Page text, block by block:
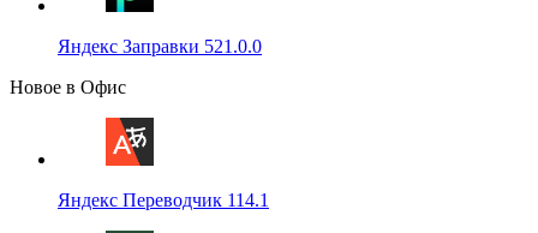
Яндекс Заправки 521.0.0
Новое в Офис
Яндекс Переводчик 114.1